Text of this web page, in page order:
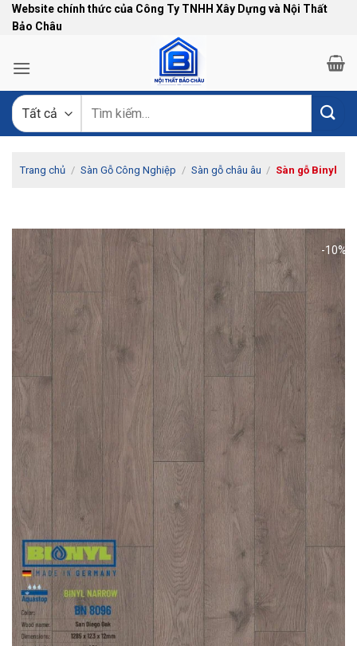
Bỏ
qua
dung
Website chính thức của Công Ty TNHH Xây Dựng và Nội Thất
Bảo Châu
kiếm:
Trang chủ / Sàn Gỗ Công Nghiệp / Sàn gỗ châu âu / Sàn gỗ Binyl
-10%